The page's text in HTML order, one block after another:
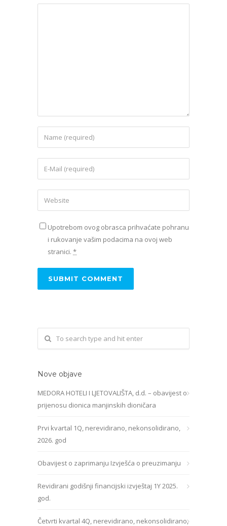
Upotrebom ovog obrasca prihvaćate pohranu
i rukovanje vašim podacima na ovoj web
stranici. *
Nove objave
MEDORA HOTELI I LJETOVALIŠTA, d.d. – obavijest o
prijenosu dionica manjinskih dioničara
Prvi kvartal 1Q, nerevidirano, nekonsolidirano,
2026. god
Obavijest o zaprimanju Izvješća o preuzimanju
Revidirani godišnji financijski izvještaj 1Y 2025.
god.
Četvrti kvartal 4Q, nerevidirano, nekonsolidirano,